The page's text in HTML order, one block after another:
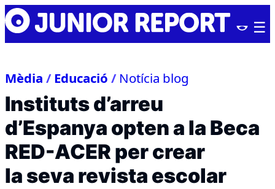
Skip
to
content
Junior
Report
Mèdia /Educació / Notícia blog
Instituts d’arreu
d’Espanya opten a la Beca
RED-ACER per crear
la seva revista escolar